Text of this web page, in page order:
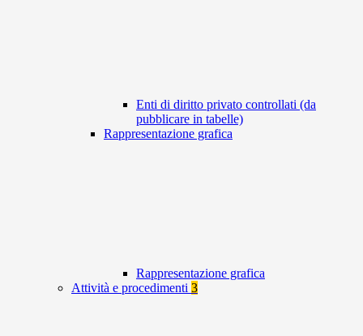
Enti di diritto privato controllati (da
pubblicare in tabelle)
Rappresentazione grafica
Rappresentazione grafica
Attività e procedimenti 3